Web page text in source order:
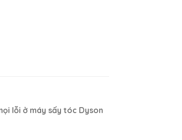
lỗi ở máy sấy tóc Dyson